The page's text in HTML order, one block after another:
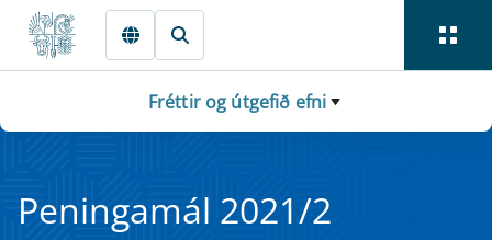
Fara beint í Meginmál
Fréttir og útgefið efni
Pen­in­ga­mál 2021/2